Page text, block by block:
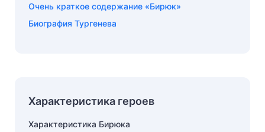
Очень краткое содержание «Бирюк»
Биография Тургенева
Характеристика героев
Характеристика Бирюка